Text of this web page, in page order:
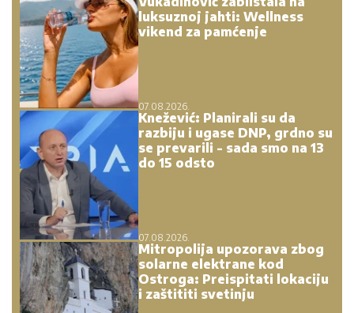
luksuznoj jahti: Wellness
vikend za pamćenje
07.08.2026.
Knežević: Planirali su da
razbiju i ugase DNP, grdno su
se prevarili - sada smo na 13
do 15 odsto
07.08.2026.
Mitropolija upozorava zbog
solarne elektrane kod
Ostroga: Preispitati lokaciju
i zaštititi svetinju